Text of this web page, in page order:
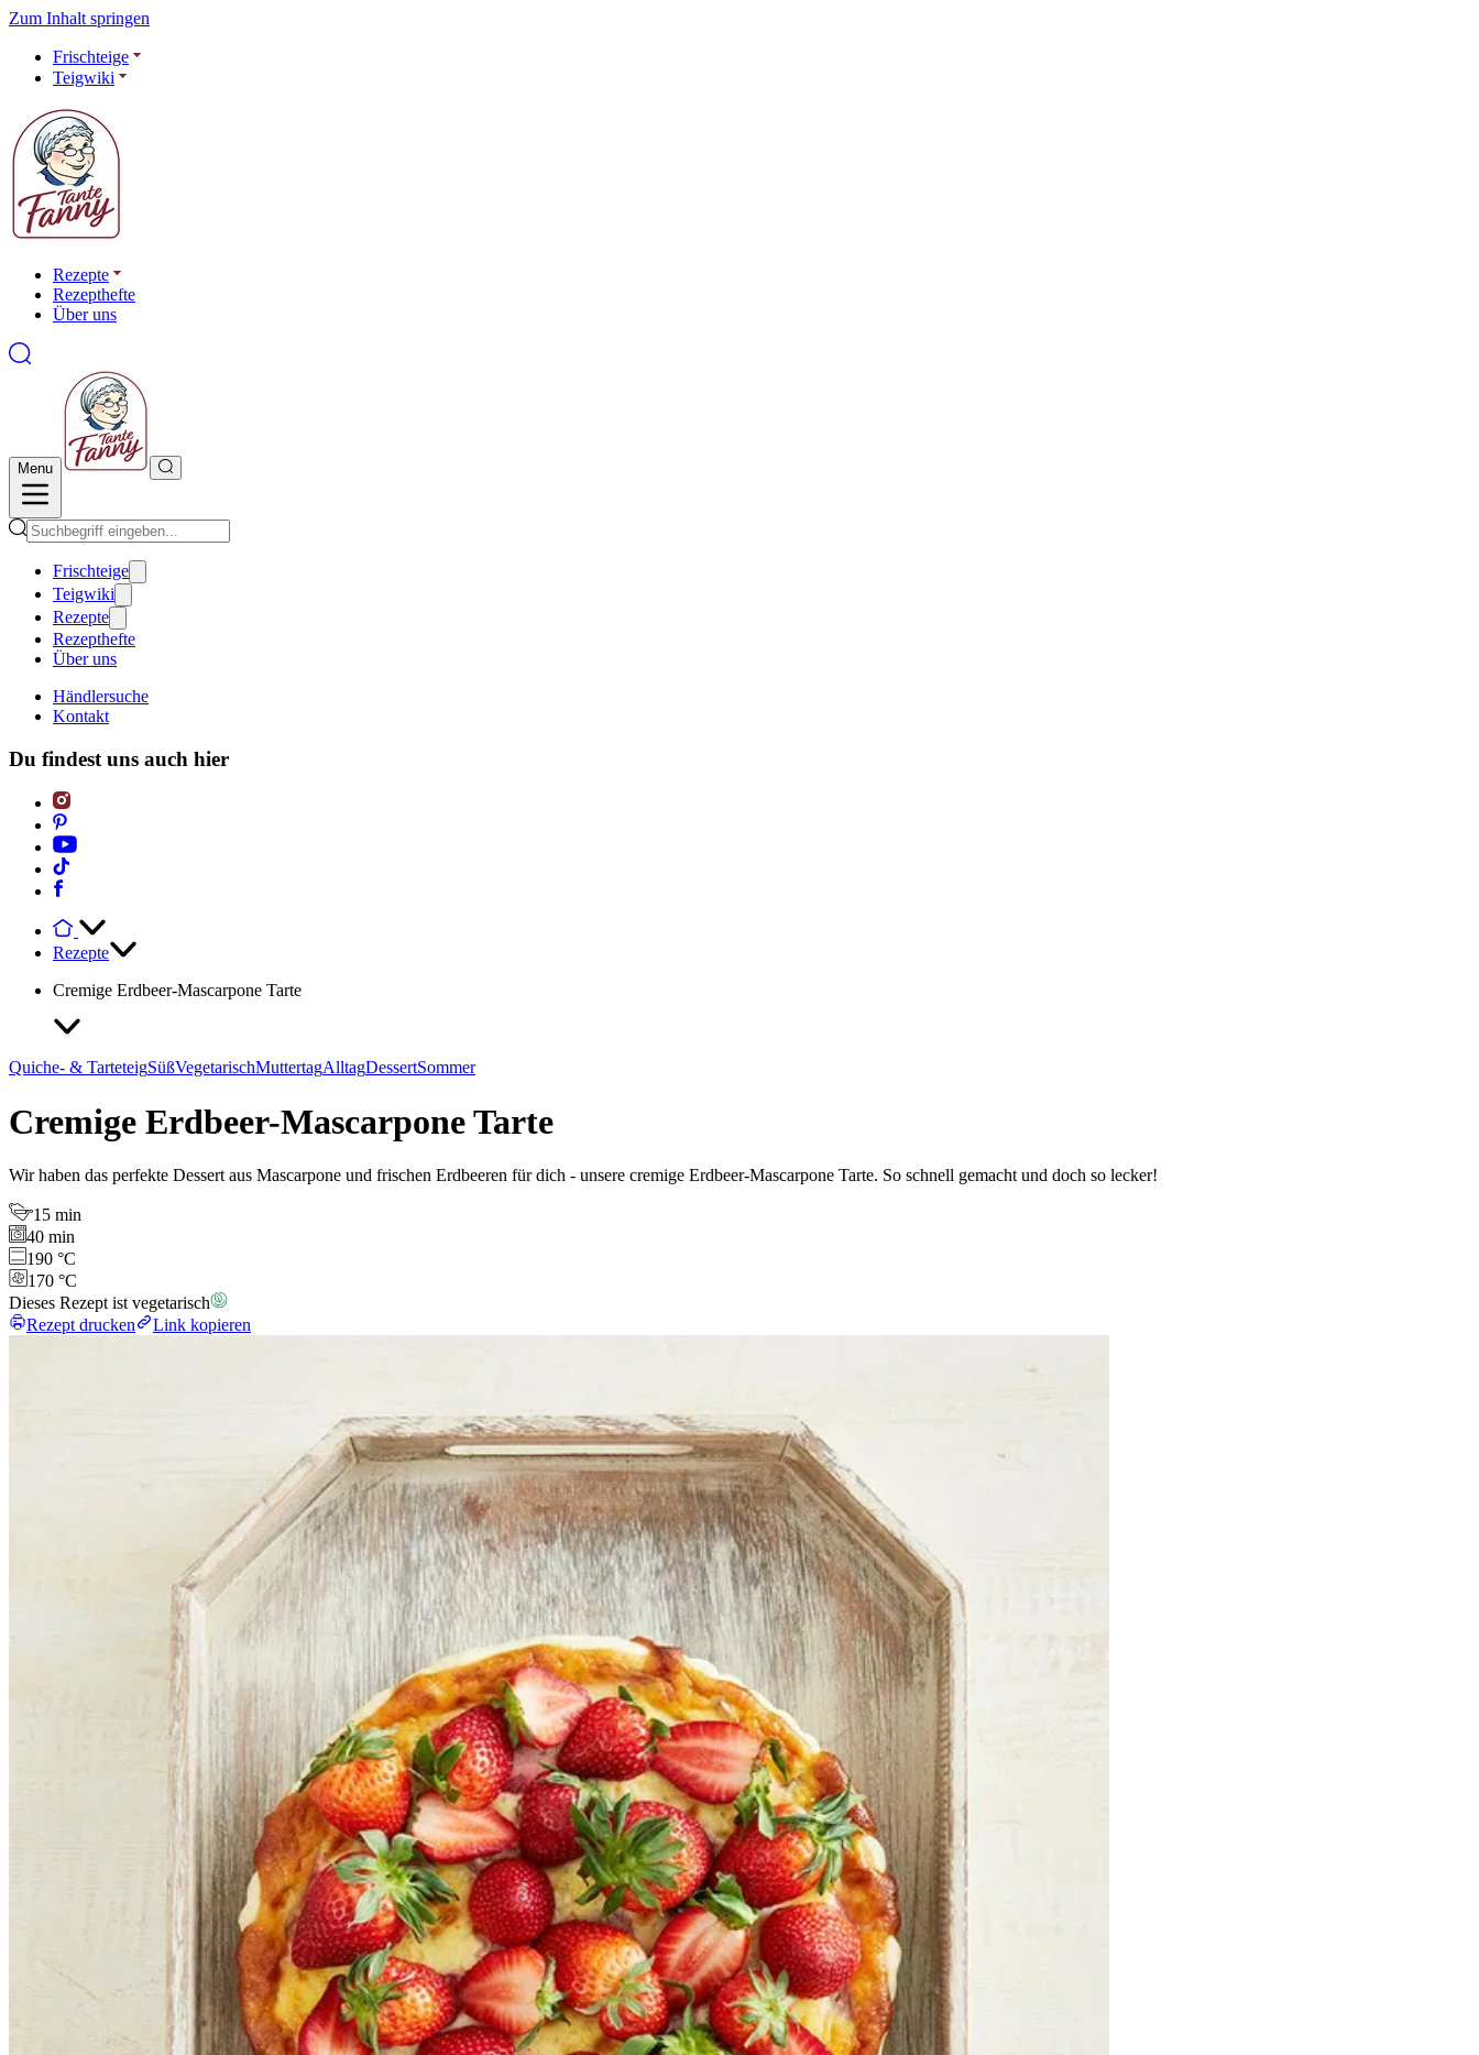
Zum Inhalt springen
Frischteige
Teigwiki
Rezepte
Rezepthefte
Über uns
Menu
Frischteige
Teigwiki
Rezepte
Rezepthefte
Über uns
Händlersuche
Kontakt
Du findest uns auch hier
Rezepte
Cremige Erdbeer-Mascarpone Tarte
Quiche- & TarteteigSüßVegetarischMuttertagAlltagDessertSommer
Cremige Erdbeer-Mascarpone Tarte
Wir haben das perfekte Dessert aus Mascarpone und frischen Erdbeeren für dich - unsere cremige Erdbeer-Mascarpone Tarte. So schnell gemacht und doch so lecker!
15 min
40 min
190 °C
170 °C
Dieses Rezept ist vegetarisch
Rezept drucken
Link kopieren